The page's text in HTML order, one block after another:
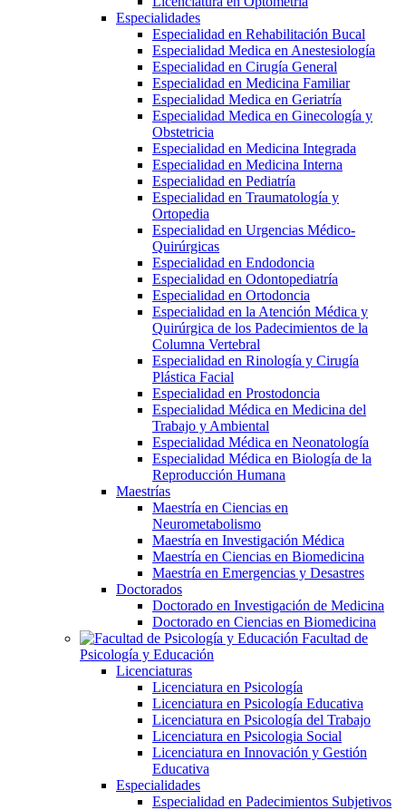
Especialidades
Especialidad en Rehabilitación Bucal
Especialidad Medica en Anestesiología
Especialidad en Cirugía General
Especialidad en Medicina Familiar
Especialidad Medica en Geriatría
Especialidad Medica en Ginecología y
Obstetricia
Especialidad en Medicina Integrada
Especialidad en Medicina Interna
Especialidad en Pediatría
Especialidad en Traumatología y
Ortopedia
Especialidad en Urgencias Médico-
Quirúrgicas
Especialidad en Endodoncia
Especialidad en Odontopediatría
Especialidad en Ortodoncia
Especialidad en la Atención Médica y
Quirúrgica de los Padecimientos de la
Columna Vertebral
Especialidad en Rinología y Cirugía
Plástica Facial
Especialidad en Prostodoncia
Especialidad Médica en Medicina del
Trabajo y Ambiental
Especialidad Médica en Neonatología
Especialidad Médica en Biología de la
Reproducción Humana
Maestrías
Maestría en Ciencias en
Neurometabolismo
Maestría en Investigación Médica
Maestría en Ciencias en Biomedicina
Maestría en Emergencias y Desastres
Doctorados
Doctorado en Investigación de Medicina
Doctorado en Ciencias en Biomedicina
Facultad de
Psicología y Educación
Licenciaturas
Licenciatura en Psicología
Licenciatura en Psicología Educativa
Licenciatura en Psicología del Trabajo
Licenciatura en Psicologia Social
Licenciatura en Innovación y Gestión
Educativa
Especialidades
Especialidad en Padecimientos Subjetivos